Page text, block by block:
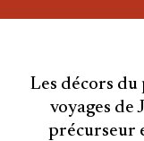
Les décors du
voyages de
précurseur